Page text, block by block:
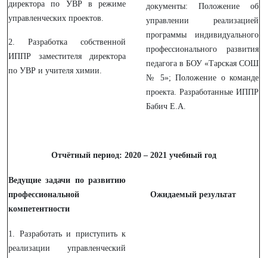
директора по УВР в режиме
управленческих проектов.
2. Разработка собственной
ИППР заместителя директора
по УВР и учителя химии.
документы: Положение об
управлении реализацией
программы индивидуального
профессионального развития
педагога в БОУ «Тарская СОШ
№ 5»; Положение о команде
проекта. Разработанные ИППР
Бабич Е.А.
Отчётный период: 2020 – 2021 учебный год
Ведущие задачи по развитию
профессиональной
компетентности
Ожидаемый результат
1. Разработать и приступить к
реализации управленческий